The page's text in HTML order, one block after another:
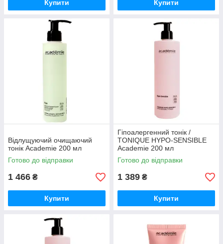
Купити Купити
Відлущуючий очищаючий
тонік Academie 200 мл
Готово до відправки
1 466 ₴
Купити
Гіпоалергенний тонік /
TONIQUE HYPO-SENSIBLE
Academie 200 мл
Готово до відправки
1 389 ₴
Купити